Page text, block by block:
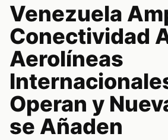
Venezuela
Conectividad
Aerolíneas
Operan y
se Añaden